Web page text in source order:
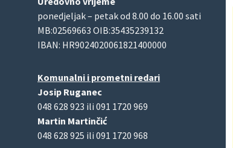
ponedjeljak – petak od 8.00 do 16.00 sati
MB:02569663 OIB:35435239132
IBAN: HR9024020061821400000
Komunalni i prometni redari
Josip Ruganec
048 628 923 ili 091 1720 969
Martin Martinčić
048 628 925 ili 091 1720 968